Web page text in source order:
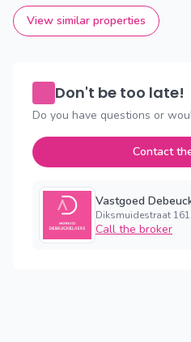
View similar properties
Don't be too late!
Do you have questions or
Contact
Vastgoed
Diksmuidestraat
Call the broker